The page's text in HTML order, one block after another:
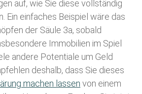
auf, wie Sie diese vollständig
Ein einfaches Beispiel wäre das
der Säule 3a, sobald
Immobilien im Spiel
andere Potentiale um Geld
deshalb, dass Sie dieses
machen lassen von einem